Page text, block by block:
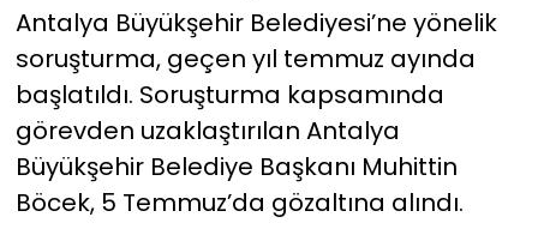
Antalya Büyükşehir Belediyesi’ne yönelik
soruşturma, geçen yıl temmuz ayında
başlatıldı. Soruşturma kapsamında
görevden uzaklaştırılan Antalya
Büyükşehir Belediye Başkanı Muhittin
Böcek, 5 Temmuz’da gözaltına alındı.